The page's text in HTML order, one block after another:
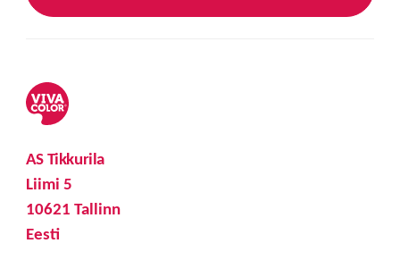
AS Tikkurila
Liimi 5
10621 Tallinn
Eesti